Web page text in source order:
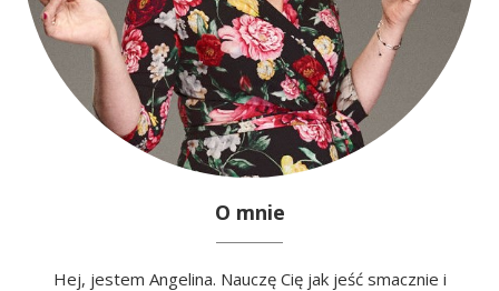
O mnie
Hej, jestem Angelina. Nauczę Cię jak jeść smacznie i